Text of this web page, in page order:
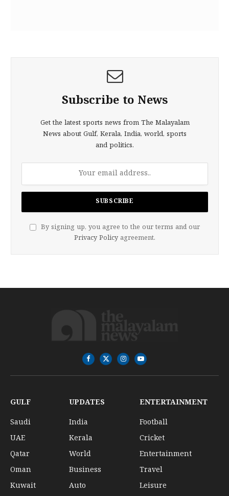
Subscribe to News
Get the latest sports news from The Malayalam
News about Gulf, Kerala, India, world, sports
and politics.
By signing up, you agree to the our terms and our
Privacy Policy agreement.
Facebook
X
(Twitter)
InstagramYouTube
GULF
Saudi
UAE
Qatar
Oman
Kuwait
UPDATES
India
Kerala
World
Business
Auto
ENTERTAINMENT
Football
Cricket
Entertainment
Travel
Leisure